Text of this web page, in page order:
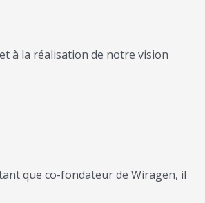
à la réalisation de notre vision
que co-fondateur de Wiragen, il